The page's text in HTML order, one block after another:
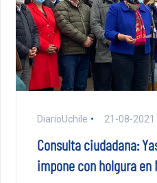
DiarioUchile 21-08-2021
Consulta ciudadana:
impone con holgura en